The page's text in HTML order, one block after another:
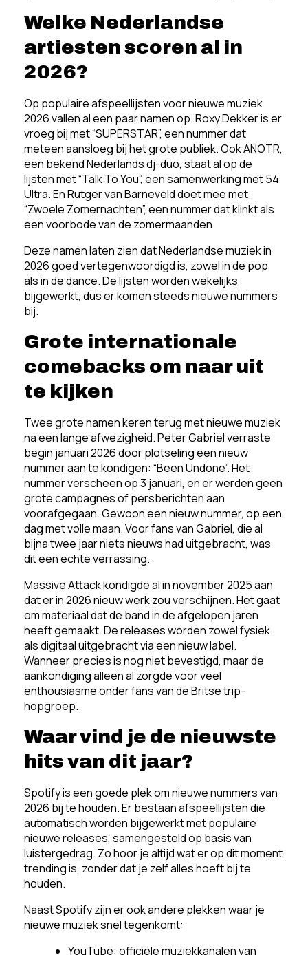
Welke Nederlandse
artiesten scoren al in
2026?
Op populaire afspeellijsten voor nieuwe muziek
2026 vallen al een paar namen op. Roxy Dekker is er
vroeg bij met “SUPERSTAR”, een nummer dat
meteen aansloeg bij het grote publiek. Ook ANOTR,
een bekend Nederlands dj-duo, staat al op de
lijsten met “Talk To You”, een samenwerking met 54
Ultra. En Rutger van Barneveld doet mee met
“Zwoele Zomernachten”, een nummer dat klinkt als
een voorbode van de zomermaanden.
Deze namen laten zien dat Nederlandse muziek in
2026 goed vertegenwoordigd is, zowel in de pop
als in de dance. De lijsten worden wekelijks
bijgewerkt, dus er komen steeds nieuwe nummers
bij.
Grote internationale
comebacks om naar uit
te kijken
Twee grote namen keren terug met nieuwe muziek
na een lange afwezigheid. Peter Gabriel verraste
begin januari 2026 door plotseling een nieuw
nummer aan te kondigen: “Been Undone”. Het
nummer verscheen op 3 januari, en er werden geen
grote campagnes of persberichten aan
voorafgegaan. Gewoon een nieuw nummer, op een
dag met volle maan. Voor fans van Gabriel, die al
bijna twee jaar niets nieuws had uitgebracht, was
dit een echte verrassing.
Massive Attack kondigde al in november 2025 aan
dat er in 2026 nieuw werk zou verschijnen. Het gaat
om materiaal dat de band in de afgelopen jaren
heeft gemaakt. De releases worden zowel fysiek
als digitaal uitgebracht via een nieuw label.
Wanneer precies is nog niet bevestigd, maar de
aankondiging alleen al zorgde voor veel
enthousiasme onder fans van de Britse trip-
hopgroep.
Waar vind je de nieuwste
hits van dit jaar?
Spotify is een goede plek om nieuwe nummers van
2026 bij te houden. Er bestaan afspeellijsten die
automatisch worden bijgewerkt met populaire
nieuwe releases, samengesteld op basis van
luistergedrag. Zo hoor je altijd wat er op dit moment
trending is, zonder dat je zelf alles hoeft bij te
houden.
Naast Spotify zijn er ook andere plekken waar je
nieuwe muziek snel tegenkomt:
YouTube: officiële muziekkanalen van